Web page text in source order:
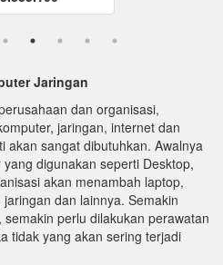
Jaringan
dan organisasi,
jaringan, internet dan
akan sangat dibutuhkan. Awalnya
digunakan seperti Desktop,
akan menambah laptop,
dan lainnya. Semakin
perlu dilakukan perawatan
tidak yang akan sering terjadi